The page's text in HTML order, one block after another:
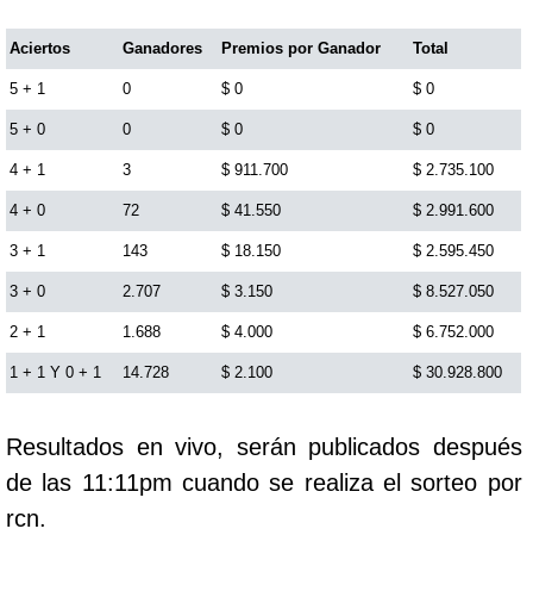
Astro Sol
Astro Luna
Cafeterito Tarde
Cafeterito Noche
Caribeña Día
Caribeña Noche
Aciertos Ganadores Premios por Ganador Total
5 + 1 0 $ 0 $ 0
5 + 0 0 $ 0 $ 0
4 + 1 3 $ 911.700 $ 2.735.100
4 + 0 72 $ 41.550 $ 2.991.600
3 + 1 143 $ 18.150 $ 2.595.450
3 + 0 2.707 $ 3.150 $ 8.527.050
2 + 1 1.688 $ 4.000 $ 6.752.000
1 + 1 Y 0 + 1 14.728 $ 2.100 $ 30.928.800
Resultados en vivo, serán publicados después
de las 11:11pm cuando se realiza el sorteo por
rcn.